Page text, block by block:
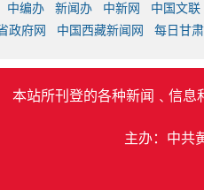
中编办 新闻办 中新网
中国文联
政府网 中国西藏新闻网 每日甘
本站所刊登的各种新闻﹑信息
主办：中共